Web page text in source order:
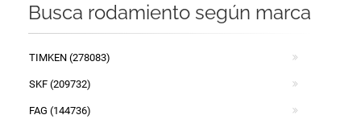
Busca rodamiento según marca
TIMKEN (278083)
SKF (209732)
FAG (144736)